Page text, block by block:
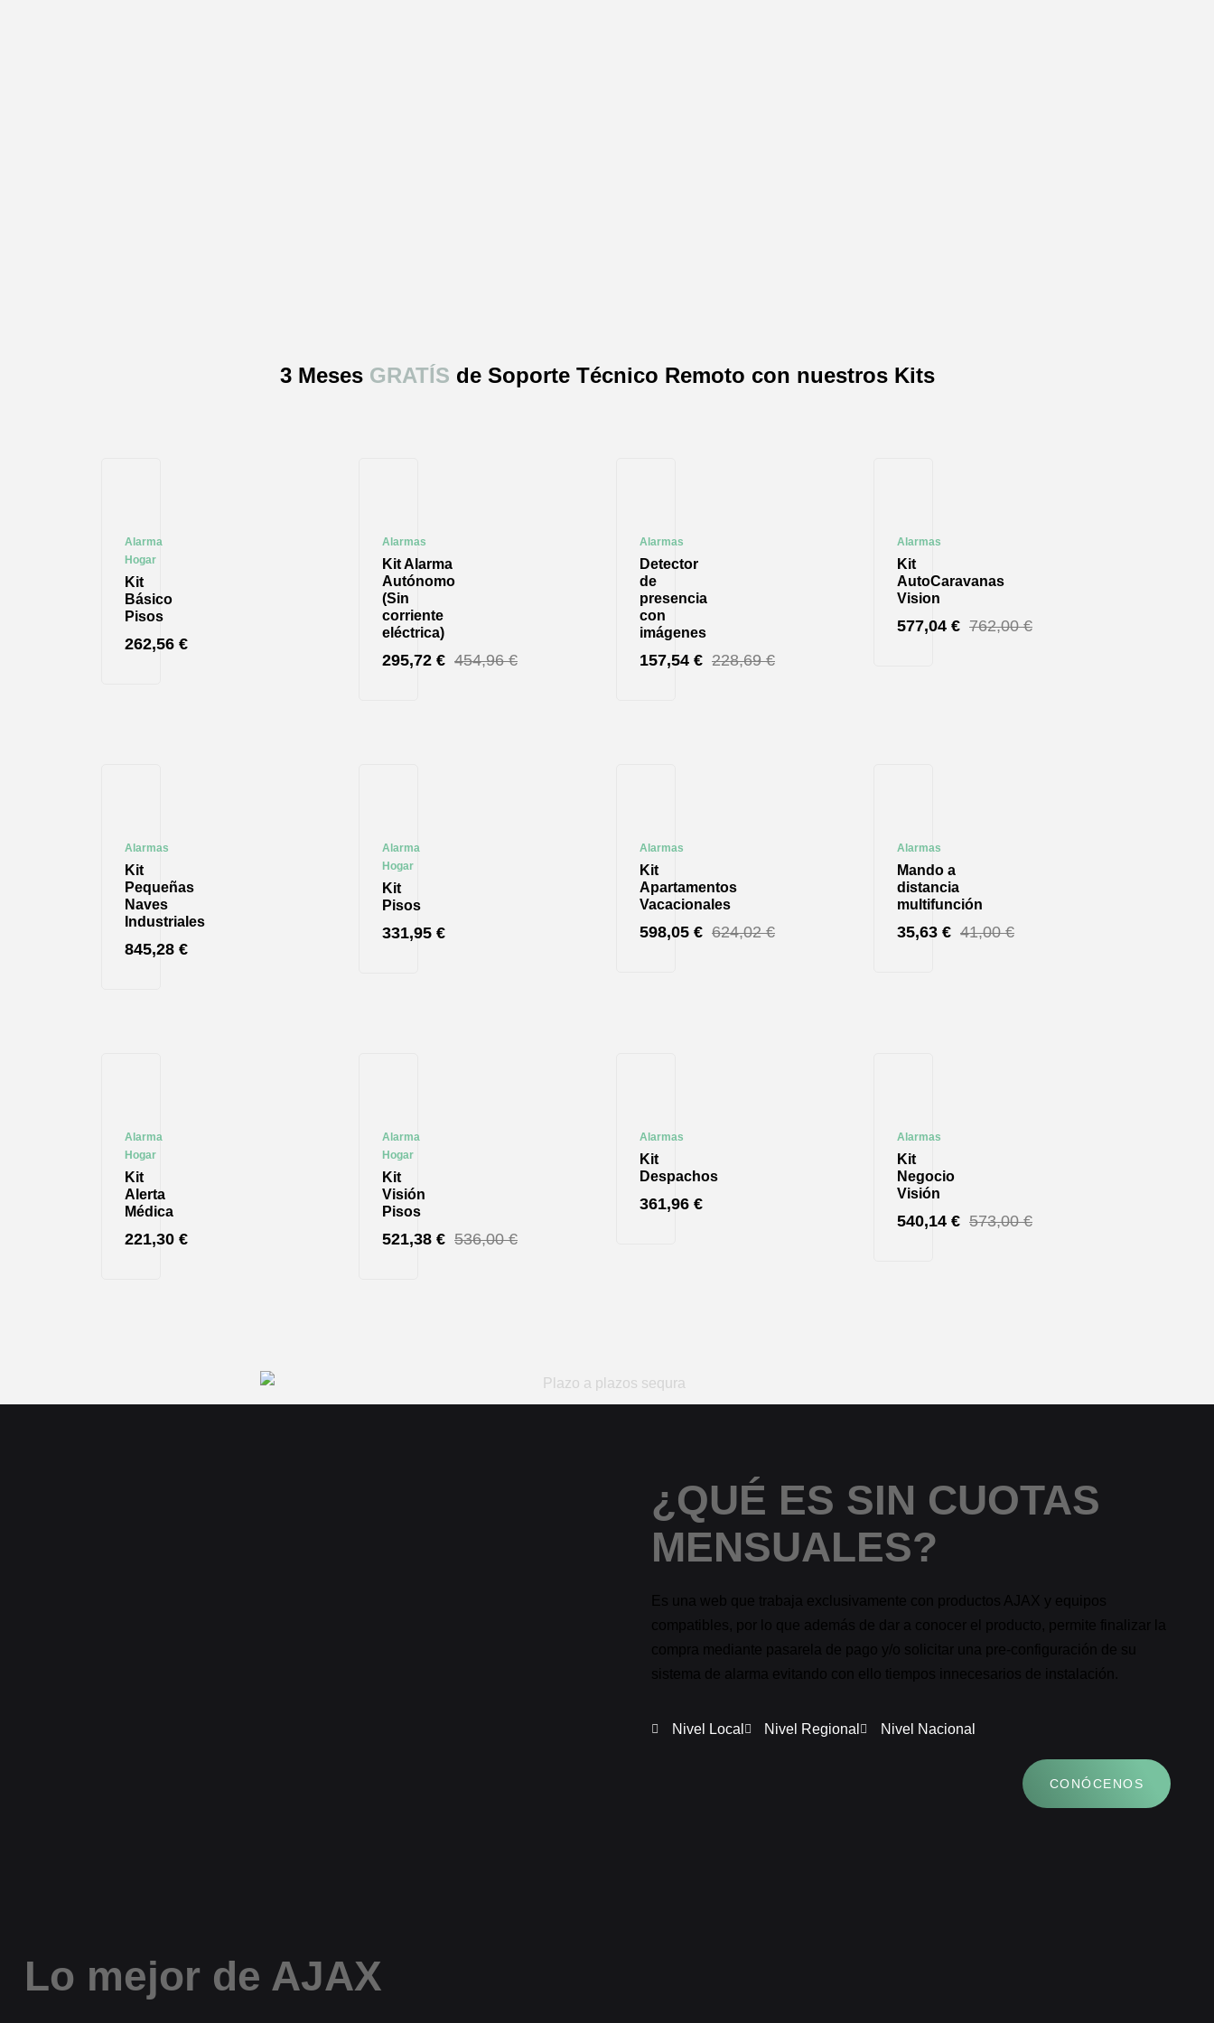
3 Meses GRATÍS de Soporte Técnico Remoto con nuestros Kits
Alarma
Hogar
Kit
Básico
Pisos
262,56 €
Alarmas
Kit Alarma
Autónomo
(Sin
corriente
eléctrica)
454,96€
295,72 €
Alarmas
Detector
de
presencia
con
imágenes
228,69€
157,54 €
Alarmas
Kit
AutoCaravanas
Vision
762,00€
577,04 €
Alarmas
Kit
Pequeñas
Naves
Industriales
845,28 €
Alarma
Hogar
Kit
Pisos
331,95 €
Alarmas
Kit
Apartamentos
Vacacionales
624,02€
598,05 €
Alarmas
Mando a
distancia
multifunción
41,00€
35,63 €
Alarma
Hogar
Kit
Alerta
Médica
221,30 €
Alarma
Hogar
Kit
Visión
Pisos
536,00€
521,38 €
Alarmas
Kit
Despachos
361,96 €
Alarmas
Kit
Negocio
Visión
573,00€
540,14 €
¿QUÉ ES SIN CUOTAS
MENSUALES?
Es una web que trabaja exclusivamente con productos AJAX y equipos
compatibles, por lo que además de dar a conocer el producto, permite finalizar la
compra mediante pasarela de pago y/o solicitar una pre-configuración de su
sistema de alarma evitando con ello tiempos innecesarios de instalación.
Nivel Local Nivel Regional Nivel Nacional
CONÓCENOS
Lo mejor de AJAX